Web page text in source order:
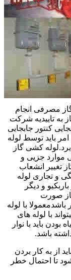
مصرفی انجام
به تاییدیه شرکت
کنتور جابجایی
باید توسط لوله
کشی گاز
موارد جزیی و
تغییر انشعاب
و تجاری لوله
و دیگر
صورت
با لوله
با لوله های
باید با نوار
باشد.
از به کار بردن
تا احتمال خطر